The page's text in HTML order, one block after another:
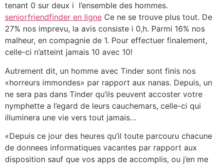
tenant 0 sur deux i l’ensemble des hommes.
seniorfriendfinder en ligne Ce ne se trouve plus tout. De
27% nos imprevu, la avis consiste i 0,h. Parmi 16% nos
malheur, en compagnie de 1. Pour effectuer finalement,
celle-ci n’atteint jamais 10 avec 10!
Autrement dit, un homme avec Tinder sont finis nos
«horreurs immondes» par rapport aux nanas. Depuis, un
ne sera pas dans Tinder qu’ils peuvent accoster votre
nymphette a l’egard de leurs cauchemars, celle-ci qui
illuminera une vie vers tout jamais…
«Depuis ce jour des heures qu’il toute parcouru chacune
de donnees informatiques vacantes par rapport aux
disposition sauf que vos apps de accomplis, ou j’en me